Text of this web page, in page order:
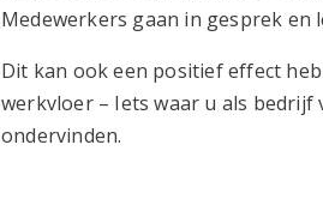
Medewerkers gaan in gesprek en
Dit kan ook een positief effect
werkvloer – Iets waar u als bedrijf
ondervinden.